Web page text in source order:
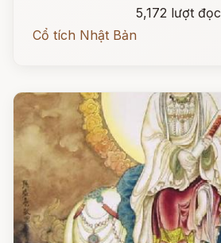
5,172 lượt đọc
Cổ tích Nhật Bản